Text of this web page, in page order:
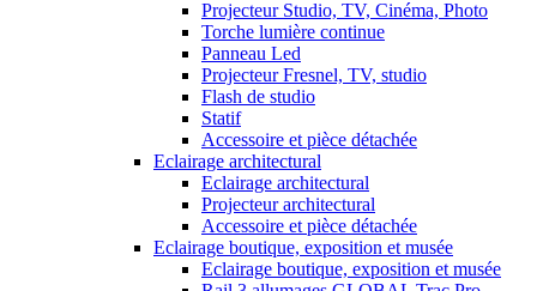
Projecteur Studio, TV, Cinéma, Photo
Torche lumière continue
Panneau Led
Projecteur Fresnel, TV, studio
Flash de studio
Statif
Accessoire et pièce détachée
Eclairage architectural
Eclairage architectural
Projecteur architectural
Accessoire et pièce détachée
Eclairage boutique, exposition et musée
Eclairage boutique, exposition et musée